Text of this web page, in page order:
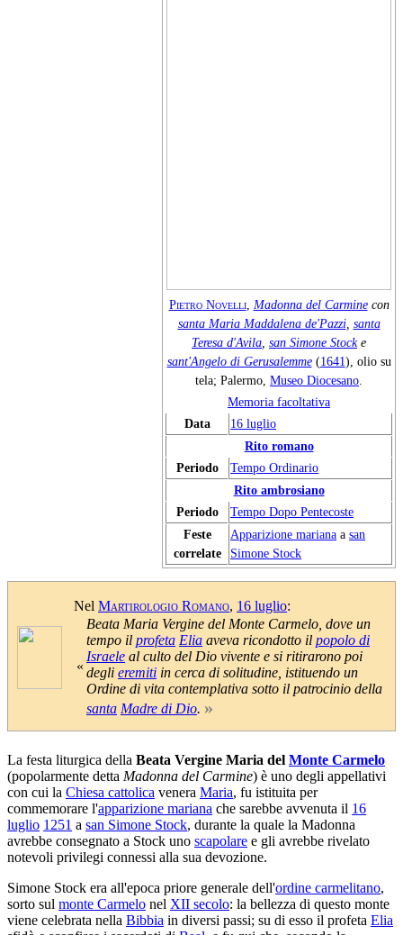
Pietro Novelli, Madonna del Carminecon
santa Maria Maddalena de'Pazzi, santa
Teresa d'Avila san Simone Stocke
sant'Angelo di Gerusalemme(1641), olio su
tela; Palermo, Museo Diocesano
Memoria facoltativa
Data
16 luglio
Rito romano
Periodo
Tempo Ordinario
Rito ambrosiano
Periodo
Tempo Dopo Pentecoste
Feste
correlate
Apparizione mariana a san
Simone Stock
Nel Martirologio Romano, 16 luglio:
«
Beata Maria Vergine del Monte Carmelo, dove un
tempo il profeta Elia aveva ricondotto il popolo di
Israele al culto del Dio vivente e si ritirarono poi
degli eremiti in cerca di solitudine, istituendo un
Ordine di vita contemplativa sotto il patrocinio della
santa Madre di Dio. »
La festa liturgica della Beata Vergine Maria del Monte Carmelo
(popolarmente detta Madonna del Carmine) è uno degli appellativi
con cui la Chiesa cattolica venera Maria, fu istituita per
commemorare l'apparizione mariana che sarebbe avvenuta il 16
luglio 1251 a san Simone Stock, durante la quale la Madonna
avrebbe consegnato a Stock uno scapolare e gli avrebbe rivelato
notevoli privilegi connessi alla sua devozione.
Simone Stock era all'epoca priore generale dell'ordine carmelitano,
sorto sul monte Carmelo nel XII secolo: la bellezza di questo monte
viene celebrata nella Bibbia in diversi passi; su di esso il profeta Elia